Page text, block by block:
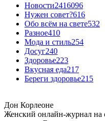
Новости2416096
Нужен совет?616
Обо всём на свете532
Разное410
Мода и стиль254
Досуг240
Здоровье223
Вкусная еда217
Береги здоровье215
Дон Корлеоне
Женский онлайн-журнал